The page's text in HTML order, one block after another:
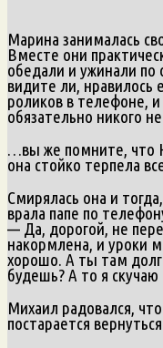
Марина занималась
Вместе они
обедали и ужинали
видите ли, нравилось
роликов в телефоне,
обязательно никого
…вы же помните, что
она стойко терпела
Смирялась она и
врала папе по
— Да, дорогой, не
накормлена, и уроки
хорошо. А ты там
будешь? А то я скучаю
Михаил радовался,
постарается